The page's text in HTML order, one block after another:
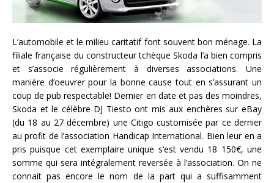
L’automobile et le milieu caritatif font souvent bon ménage. La
filiale française du constructeur tchèque Skoda l’a bien compris
et s’associe régulièrement à diverses associations. Une
manière d’oeuvrer pour la bonne cause tout en s’assurant un
coup de pub respectable! Dernier en date et pas des moindres,
Skoda et le célèbre DJ Tiesto ont mis aux enchères sur eBay
(du 18 au 27 décembre) une Citigo customisée par ce dernier
au profit de l’association Handicap International. Bien leur en a
pris puisque cet exemplaire unique s’est vendu 18 150€, une
somme qui sera intégralement reversée à l’association. On ne
connait pas encore le nom de la part qui a suffisamment